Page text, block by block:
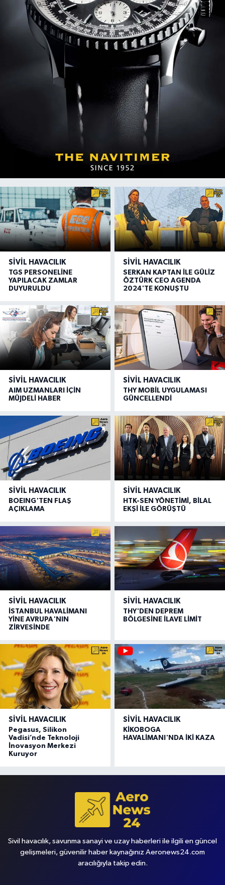
SIVIL HAVACILIK
TGS PERSONELİNE
YAPILACAK ZAMLAR
DUYURULDU
SIVIL HAVACILIK
SERKAN KAPTAN İLE GÜLİZ
ÖZTÜRK CEO AGENDA
2024'TE KONUŞTU
SIVIL HAVACILIK
AIM UZMANLARI İÇİN
MÜJDELİ HABER
SIVIL HAVACILIK
THY MOBİL UYGULAMASI
GÜNCELLENDİ
SIVIL HAVACILIK
BOEING'TEN FLAŞ
AÇIKLAMA
SIVIL HAVACILIK
HTK-SEN YÖNETİMİ, BİLAL
EKŞİ İLE GÖRÜŞTÜ
SIVIL HAVACILIK
İSTANBUL HAVALİMANI
YİNE AVRUPA'NIN
ZİRVESİNDE
SIVIL HAVACILIK
THY'DEN DEPREM
BÖLGESİNE İLAVE LİMİT
SIVIL HAVACILIK
Pegasus, Silikon
Vadisi’nde Teknoloji
İnovasyon Merkezi
Kuruyor
SIVIL HAVACILIK
KİKOBOGA
HAVALİMANI'NDA İKİ KAZA
Sivil havacılık, savunma sanayi ve uzay haberleri ile ilgili en güncel
gelişmeleri, güvenilir haber kaynağınız Aeronews24.com
aracılığıyla takip edin.